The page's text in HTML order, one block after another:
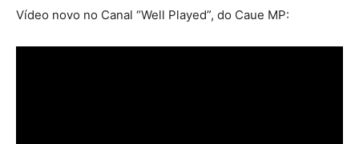
Vídeo novo no Canal “Well Played”, do Caue MP: